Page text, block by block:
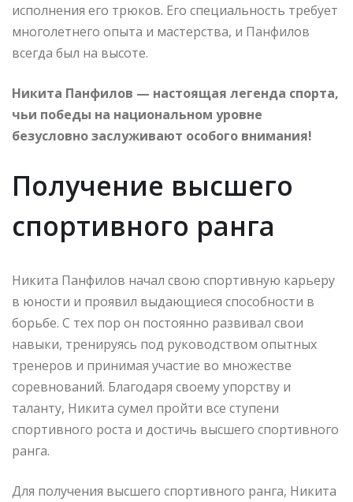
исполнения его трюков. Его специальность требует
многолетнего опыта и мастерства, и Панфилов
всегда был на высоте.
Никита Панфилов — настоящая легенда спорта,
чьи победы на национальном уровне
безусловно заслуживают особого внимания!
Получение высшего
спортивного ранга
Никита Панфилов начал свою спортивную карьеру
в юности и проявил выдающиеся способности в
борьбе. С тех пор он постоянно развивал свои
навыки, тренируясь под руководством опытных
тренеров и принимая участие во множестве
соревнований. Благодаря своему упорству и
таланту, Никита сумел пройти все ступени
спортивного роста и достичь высшего спортивного
ранга.
Для получения высшего спортивного ранга, Никита